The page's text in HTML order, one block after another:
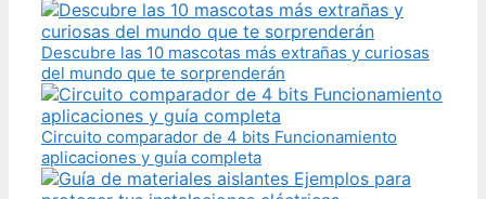
Descubre las 10 mascotas más extrañas y curiosas
del mundo que te sorprenderán
Circuito comparador de 4 bits Funcionamiento
aplicaciones y guía completa